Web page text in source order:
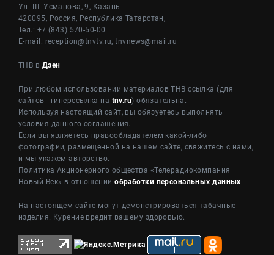
Ул. Ш. Усманова, 9, Казань
420095, Россия, Республика Татарстан,
Тел.: +7 (843) 570-50-00
E-mail: reception@tnvtv.ru,tnvnews@mail.ru
ТНВ в Дзен
При любом использовании материалов ТНВ ссылка (для
сайтов - гиперссылка на tnv.ru) обязательна.
Используя настоящий сайт, вы обязуетесь выполнять
условия данного соглашения.
Если вы являетесь правообладателем какой-либо
фотографии, размещенной на нашем сайте, свяжитесь с нами,
и мы укажем авторство.
Политика Акционерного общества «Телерадиокомпания
Новый Век» в отношенииобработки персональных данных.
На настоящем сайте могут демонстрироваться табачные
изделия. Курение вредит вашему здоровью.